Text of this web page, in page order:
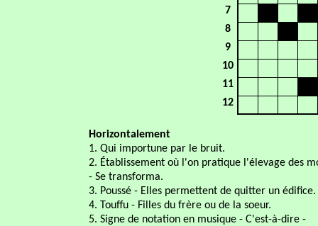
7
8
9
10
11
12
Horizontalement
1. Qui importune par le bruit.
2. Établissement où l'on pratique l'élevage des
- Se transforma.
3. Poussé - Elles permettent de quitter un édifice.
4. Touffu - Filles du frère ou de la soeur.
5. Signe de notation en musique - C'est-à-dire -